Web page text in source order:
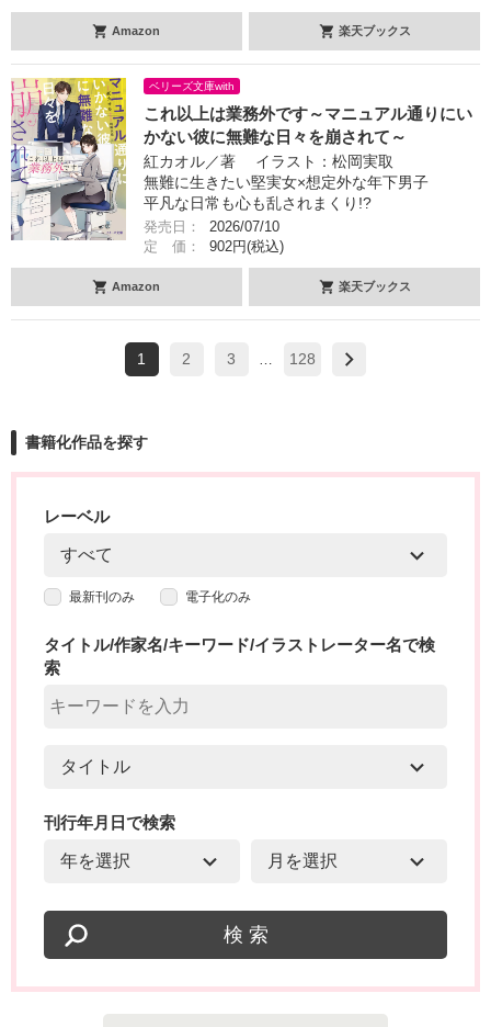
Amazon 楽天ブックス
ベリーズ文庫with
これ以上は業務外です～マニュアル通りにい
かない彼に無難な日々を崩されて～
紅カオル／著 イラスト：松岡実取
無難に生きたい堅実女×想定外な年下男子
平凡な日常も心も乱されまくり!?
発売日：
2026/07/10
定 価：
902円(税込)
Amazon 楽天ブックス
1 2 3 128
書籍化作品を探す
レーベル
タイトル/作家名/キーワード/イラストレーター名で検
索
刊行年月日で検索
最新刊のみ 電子化のみ